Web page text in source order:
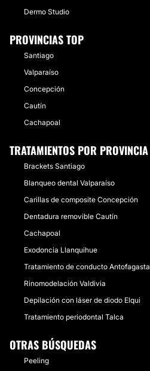
Dermo Studio
PROVINCIAS TOP
Santiago
Valparaíso
Concepción
Cautín
Cachapoal
TRATAMIENTOS POR PROVINCIA
Brackets Santiago
Blanqueo dental Valparaíso
Carillas de composite Concepción
Dentadura removible Cautín
Cachapoal
Exodoncia Llanquihue
Tratamiento de conducto Antofagasta
Rinomodelación Valdivia
Depilación con láser de diodo Elqui
Tratamiento periodontal Talca
OTRAS BÚSQUEDAS
Peeling